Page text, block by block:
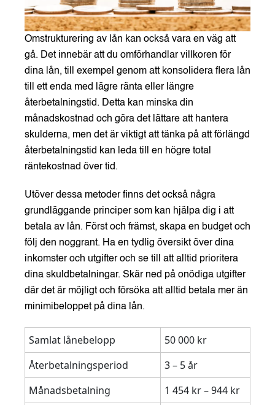
Omstrukturering av lån kan också vara en väg att
gå. Det innebär att du omförhandlar villkoren för
dina lån, till exempel genom att konsolidera flera lån
till ett enda med lägre ränta eller längre
återbetalningstid. Detta kan minska din
månadskostnad och göra det lättare att hantera
skulderna, men det är viktigt att tänka på att förlängd
återbetalningstid kan leda till en högre total
räntekostnad över tid.
Utöver dessa metoder finns det också några
grundläggande principer som kan hjälpa dig i att
betala av lån. Först och främst, skapa en budget och
följ den noggrant. Ha en tydlig översikt över dina
inkomster och utgifter och se till att alltid prioritera
dina skuldbetalningar. Skär ned på onödiga utgifter
där det är möjligt och försöka att alltid betala mer än
minimibeloppet på dina lån.
Samlat lånebelopp
50 000 kr
Återbetalningsperiod
3 – 5 år
Månadsbetalning
1 454 kr – 944 kr